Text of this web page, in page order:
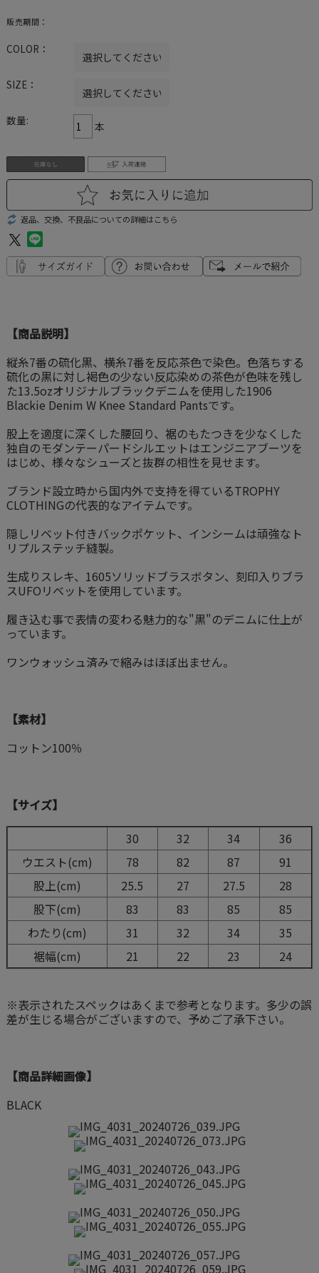
販売期間：
COLOR：
SIZE：
数量: 本
返品、交換、不良品についての詳細はこちら
【商品説明】
縦糸7番の硫化黒、横糸7番を反応茶色で染色。色落ちする
硫化の黒に対し褐色の少ない反応染めの茶色が色味を残し
た13.5ozオリジナルブラックデニムを使用した1906
Blackie Denim W Knee Standard Pantsです。
股上を適度に深くした腰回り、裾のもたつきを少なくした
独自のモダンテーパードシルエットはエンジニアブーツを
はじめ、様々なシューズと抜群の相性を見せます。
ブランド設立時から国内外で支持を得ているTROPHY
CLOTHINGの代表的なアイテムです。
隠しリベット付きバックポケット、インシームは頑強なト
リプルステッチ縫製。
生成りスレキ、1605ソリッドブラスボタン、刻印入りブラ
スUFOリベットを使用しています。
履き込む事で表情の変わる魅力的な"黒"のデニムに仕上が
っています。
ワンウォッシュ済みで縮みはほぼ出ません。
【素材】
コットン100％
【サイズ】
30
32 34
36
ウエスト(cm)
78 82 87
91
股上(cm)
25.5 27 27.5
28
股下(cm)
83 83 85
85
わたり(cm)
31 32 34
35
裾幅(cm)
21 22 23 24
※表示されたスペックはあくまで参考となります。多少の誤
差が生じる場合がございますので、予めご了承下さい。
【商品詳細画像】
BLACK